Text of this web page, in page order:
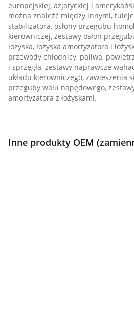
europejskiej, azjatyckiej i
można znaleźć między innymi,
stabilizatora, osłony przegubu
kierowniczej, zestawy osłon
łożyska, łożyska amortyzatora i
przewody chłodnicy, paliwa,
i sprzęgła, zestawy naprawcze
układu kierowniczego, zawieszenia
przeguby wału napędowego,
amortyzatora z łożyskami.
Inne produkty OEM